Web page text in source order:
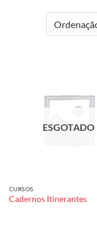
ESGOTADO
CURSOS
Cadernos Itinerantes